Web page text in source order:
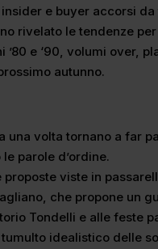
e buyer accorsi
rivelato le tendenze
’80 e ‘90, volumi over,
autunno.
una volta tornano a far
parole d’ordine.
proposte viste in
che propone un
Tondelli e alle feste
idealistico delle